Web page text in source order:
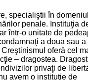
specialiştii în
penale. Instituţia
într-o unitate de
a doua sau a
oferă cel
– dragostea.
privaţi de
avem o instituţie de